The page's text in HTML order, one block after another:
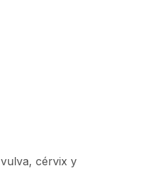
cérvix y